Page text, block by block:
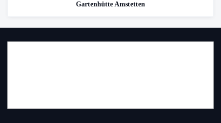
Gartenhütte Amstetten